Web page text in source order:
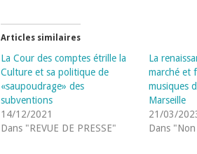
Articles similaires
La Cour des comptes étrille la
Culture et sa politique de
«saupoudrage» des
subventions
14/12/2021
Dans "REVUE DE PRESSE"
La
marché et
musiques
Marseille
21/03/
Dans "Non